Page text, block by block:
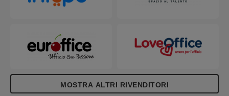
MOSTRA ALTRI RIVENDITORI